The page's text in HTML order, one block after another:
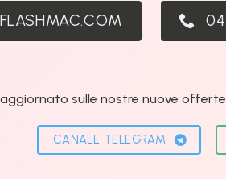
sulle nostre nuove
CANALE TELEGRAM